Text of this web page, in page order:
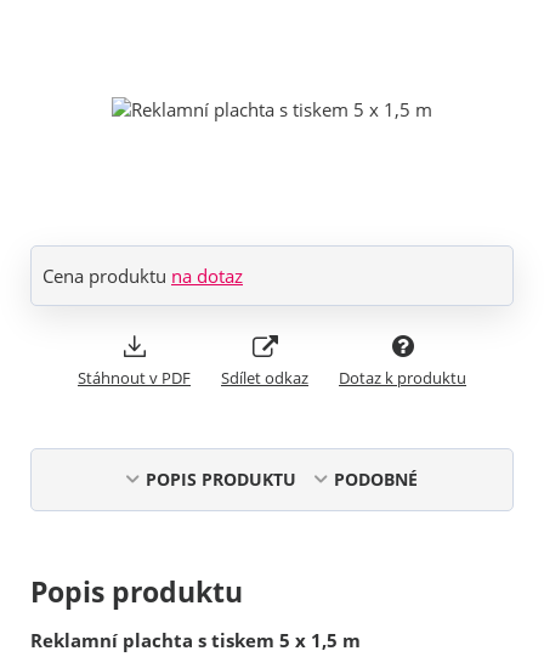
Cena produktu na dotaz
Stáhnout v PDF Sdílet odkaz Dotaz k produktu
POPIS PRODUKTU PODOBNÉ
Popis produktu
Reklamní plachta s tiskem 5 x 1,5 m